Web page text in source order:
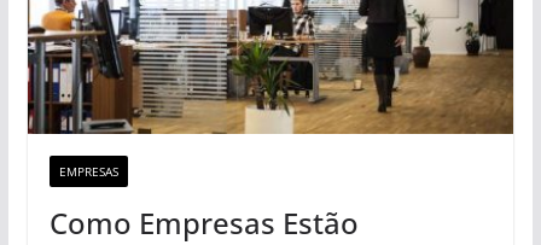
EMPRESAS
Como Empresas Estão